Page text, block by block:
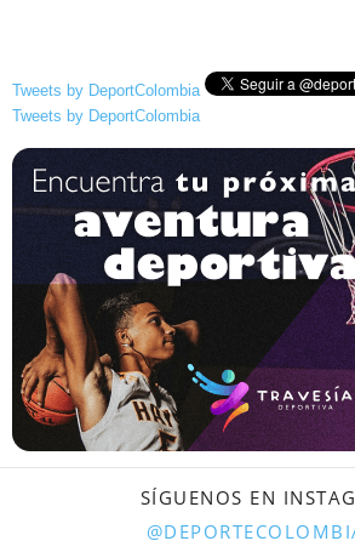
Tweets by DeportColombia
Tweets by DeportColombia
SÍGUENOS EN